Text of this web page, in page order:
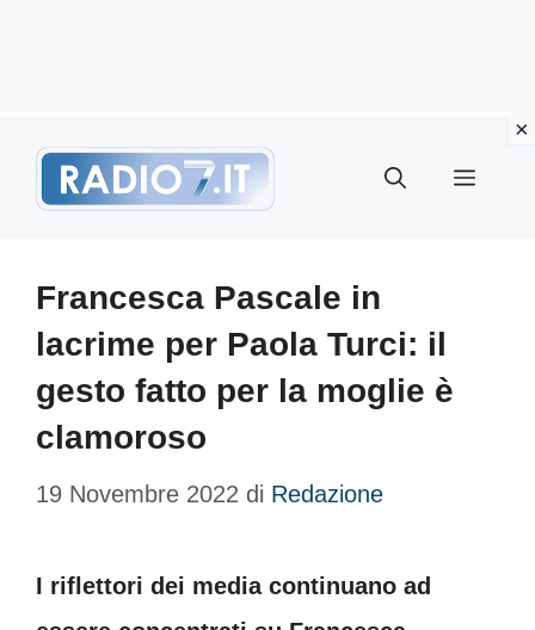
Menu
Francesca Pascale in
lacrime per Paola Turci: il
gesto fatto per la moglie è
clamoroso
19 Novembre 2022 di Redazione
I riflettori dei media continuano ad